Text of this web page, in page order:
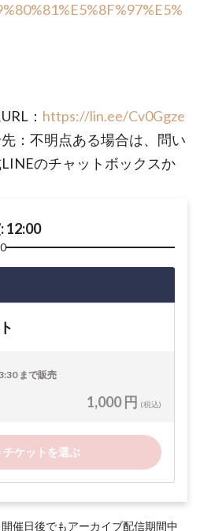
： https://lin.ee/Cv0Ggze
：不明点ある場合は、問い
のチャットボックスか
12:00
まで販売
1,000 円 (税込)
チケットを選ぶ
催日後でもアーカイブ配信期間中